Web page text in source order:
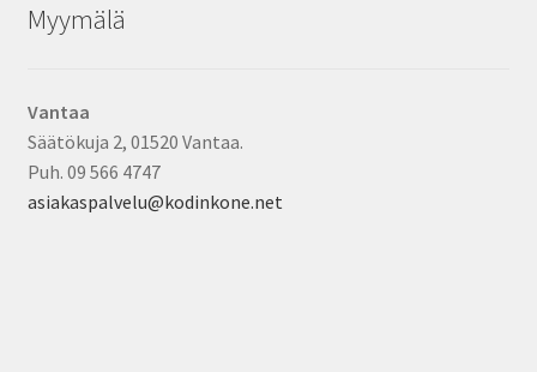
Myymälä
Vantaa
Säätökuja 2, 01520 Vantaa.
Puh. 09 566 4747
asiakaspalvelu@kodinkone.net